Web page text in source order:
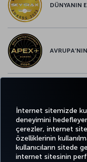
İnternet sitemizde
deneyimini
çerezler, internet
özelliklerinin
kullanıcıların sitede
internet sitesinin
DÜNYANIN
Twitter